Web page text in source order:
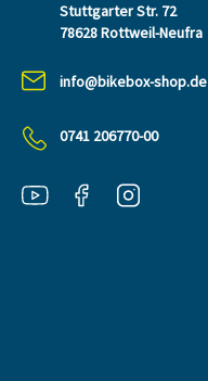
Stuttgarter Str. 72
78628 Rottweil-Neufra
info@bikebox-shop.de
0741 206770-00